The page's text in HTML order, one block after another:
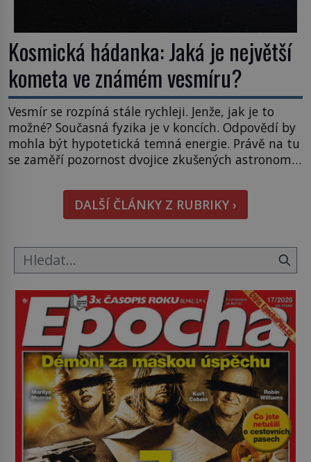
Kosmická hádanka: Jaká je největší
kometa ve známém vesmíru?
Vesmír se rozpíná stále rychleji. Jenže, jak je to
možné? Současná fyzika je v koncích. Odpovědí by
mohla být hypotetická temná energie. Právě na tu
se zaměří pozornost dvojice zkušených astronomů.
hmatatelnějšího. Naprosto rekordní kometu!
Astronomové Pedro Bernardinelli a Gary Bernstein
mravenčí prací zkoumají archivní snímky v rámci
DALŠÍ ČLÁNKY Z RUBRIKY ›